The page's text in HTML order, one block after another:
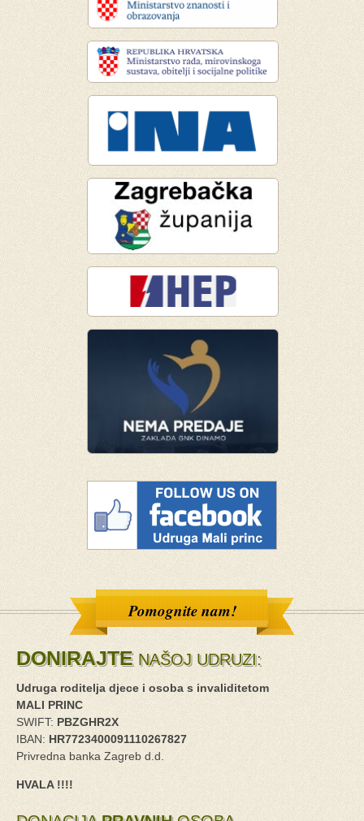
Pomognite nam!
DONIRAJTENAŠOJ UDRUZI:
Udruga roditelja djece i osoba s invaliditetom
MALI PRINC
SWIFT: PBZGHR2X
IBAN:HR7723400091110267827
Privredna banka Zagreb d.d.
HVALA !!!!